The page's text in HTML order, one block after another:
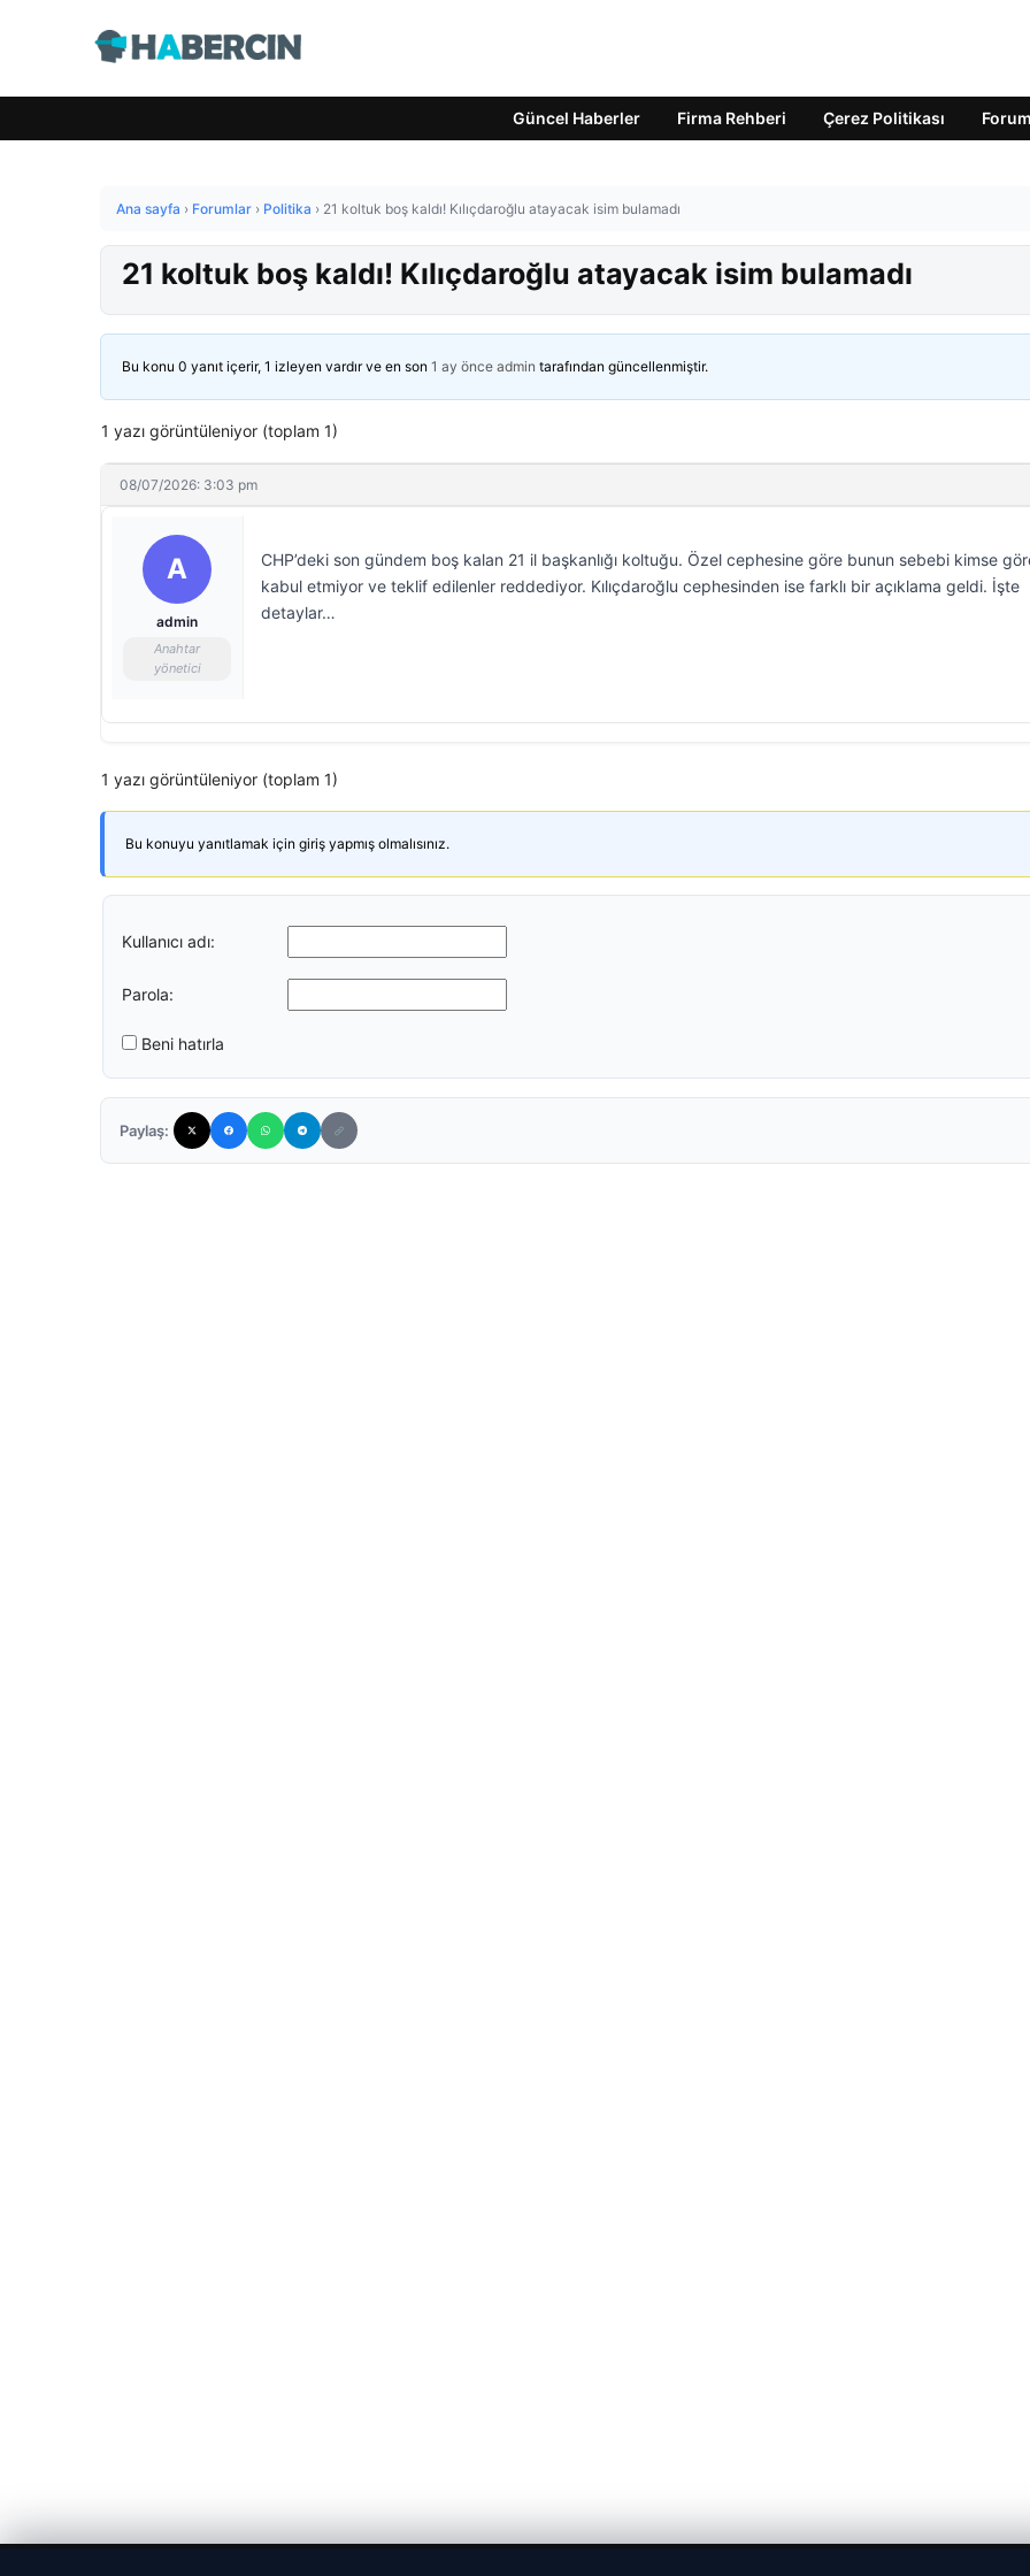
Güncel Haberler Firma Rehberi Çerez Politikası Forum
Ana sayfa › Forumlar › Politika › 21 koltuk boş kaldı! Kılıçdaroğlu atayacak isim bulamadı
21 koltuk boş kaldı! Kılıçdaroğlu atayacak isim bulamadı
Bu konu 0 yanıt içerir, 1 izleyen vardır ve en son 1 ay önce admin tarafından güncellenmiştir.
1 yazı görüntüleniyor (toplam 1)
08/07/2026: 3:03 pm
A
admin
Anahtar
yönetici
CHP’deki son gündem boş kalan 21 il başkanlığı koltuğu. Özel cephesine göre bunun sebebi kimse
kabul etmiyor ve teklif edilenler reddediyor. Kılıçdaroğlu cephesinden ise farklı bir açıklama geldi. İşte
detaylar…
1 yazı görüntüleniyor (toplam 1)
Bu konuyu yanıtlamak için giriş yapmış olmalısınız.
Kullanıcı adı:
Parola:
Beni hatırla
Paylaş: